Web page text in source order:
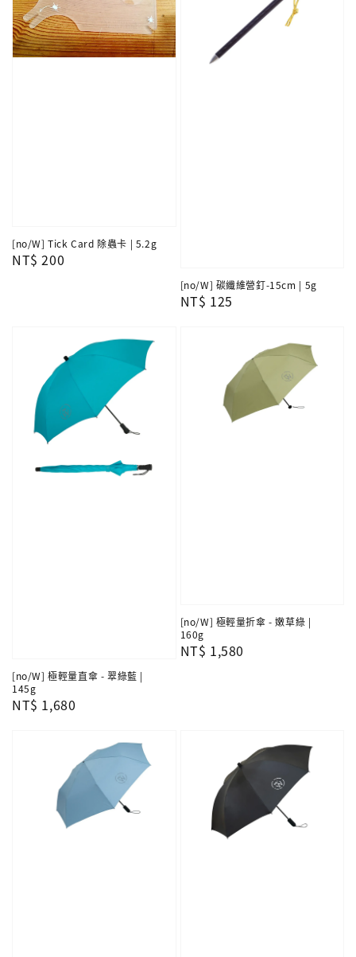
[no/W] Tick Card 除蟲卡 | 5.2g
Regular
NT$ 200
[no/W] 碳纖維營釘-15cm | 5g
Regular
NT$ 125
[no/W] 極輕量直傘 - 翠綠藍 |
145g
Regular
NT$ 1,680
[no/W] 極輕量折傘 - 嫩草綠 |
160g
Regular
NT$ 1,580